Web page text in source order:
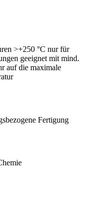
>+250 °C nur für
geeignet mit mind.
auf die maximale
Fertigung